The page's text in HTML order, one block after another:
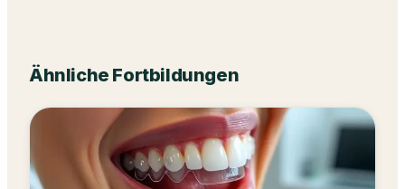
Ähnliche Fortbildungen